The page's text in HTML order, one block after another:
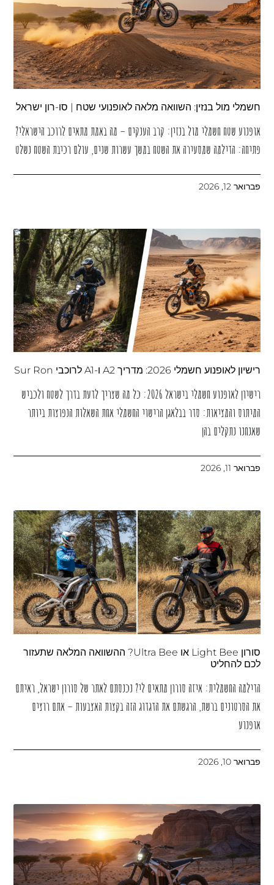
חשמלי מול בנזין: השוואה מלאה לאופנועי שטח | סו-רון ישראל
אופנוע שטח חשמלי מול בנזין: קרב הענקים – מה באמת מתאים לרוכב הישראלי?
פתיחה: הדילמה שמסעירה את השטח במשך עשרות שנים, עולם רכיבת השטח נשלט
פברואר 12, 2026
רישיון לאופנוע חשמלי 2026: מדריך A2 ו-A1 לרוכבי Sur Ron
רישיון לאופנוע חשמלי בישראל 2026: כל מה שצריך לדעת בדרך לשטח ולכביש
המיתוס והמציאות: סדר בבלאגן הרישוי החשמלי אחת השאלות הנפוצות ביותר
שאנחנו נתקלים בהן
פברואר 11, 2026
סורון Light Bee או Ultra Bee? ההשוואה המלאה שתעזור
לכם להחליט
הדילמה החשמלית: איזה סורון מתאים לי? נכנסתם לאתר של סורון ישראל, ראיתם
את הסרטונים ברשת, הרגשתם את הדגדוג הזה בקצות האצבעות – אתם רוצים
אופנוע
פברואר 10, 2026